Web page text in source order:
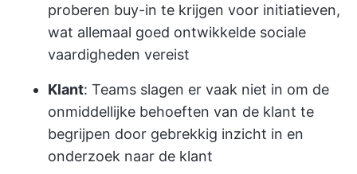
proberen buy-in te krijgen voor initiatieven,
wat allemaal goed ontwikkelde sociale
vaardigheden vereist
Klant: Teams slagen er vaak niet in om de
onmiddellijke behoeften van de klant te
begrijpen door gebrekkig inzicht in en
onderzoek naar de klant